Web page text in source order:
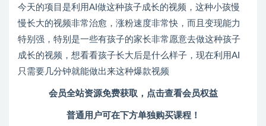
今天的项目是利用AI做这种孩子成长的视频，这种小孩慢
慢长大的视频非常治愈，涨粉速度非常快，而且变现能力
特别强，特别是一些有孩子的家长非常愿意去做这种孩子
成长的视频，想看看孩子长大后是什么样子，现在利用AI
只需要几分钟就能做出来这种爆款视频
会员全站资源免费获取，点击查看会员权益
普通用户可在下方单独购买课程！